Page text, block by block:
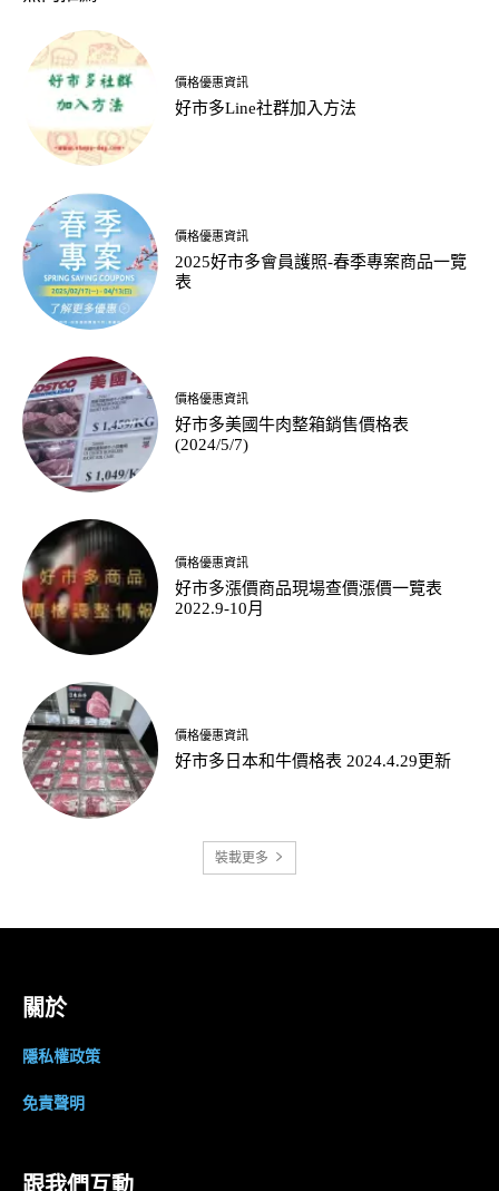
價格優惠資訊
好市多Line社群加入方法
價格優惠資訊
2025好市多會員護照-春季專案商品一覽
表
價格優惠資訊
好市多美國牛肉整箱銷售價格表
(2024/5/7)
價格優惠資訊
好市多漲價商品現場查價漲價一覽表
2022.9-10月
價格優惠資訊
好市多日本和牛價格表 2024.4.29更新
裝載更多
關於
隱私權政策
免責聲明
跟我們互動